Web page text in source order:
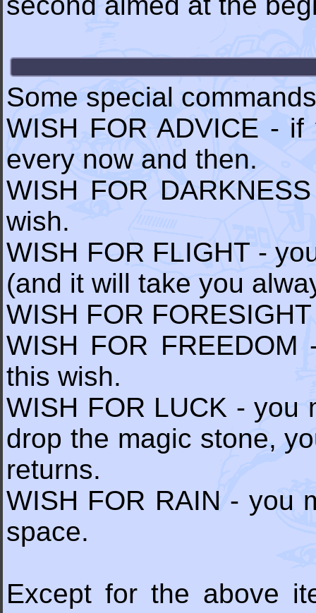
Some special
WISH FOR ADVICE -
every now and then.
WISH FOR
wish.
WISH FOR FLIGHT -
(and it will take you
WISH FOR
WISH FOR
this wish.
WISH FOR LUCK - you
drop the magic stone,
returns.
WISH FOR RAIN - you
space.
Except for the above